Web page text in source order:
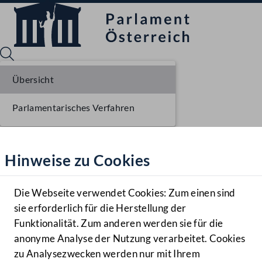
Hilfe
Benutzer
Navigationsmenü öffnen
MENÜ
Hinweise zu Cookies
Die Webseite verwendet Cookies: Zum einen sind
sie erforderlich für die Herstellung der
Funktionalität. Zum anderen werden sie für die
anonyme Analyse der Nutzung verarbeitet. Cookies
zu Analysezwecken werden nur mit Ihrem
Übersicht
Parlamentarisches Verfahren